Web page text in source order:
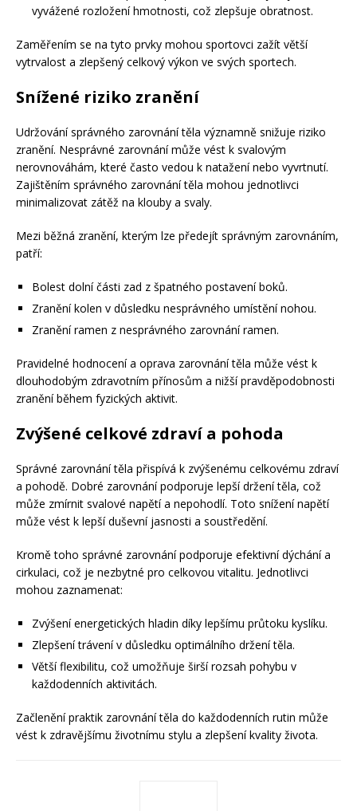
vyvážené rozložení hmotnosti, což zlepšuje obratnost.
Zaměřením se na tyto prvky mohou sportovci zažít větší
vytrvalost a zlepšený celkový výkon ve svých sportech.
Snížené riziko zranění
Udržování správného zarovnání těla významně snižuje riziko
zranění. Nesprávné zarovnání může vést k svalovým
nerovnováhám, které často vedou k natažení nebo vyvrtnutí.
Zajištěním správného zarovnání těla mohou jednotlivci
minimalizovat zátěž na klouby a svaly.
Mezi běžná zranění, kterým lze předejít správným zarovnáním,
patří:
Bolest dolní části zad z špatného postavení boků.
Zranění kolen v důsledku nesprávného umístění nohou.
Zranění ramen z nesprávného zarovnání ramen.
Pravidelné hodnocení a oprava zarovnání těla může vést k
dlouhodobým zdravotním přínosům a nižší pravděpodobnosti
zranění během fyzických aktivit.
Zvýšené celkové zdraví a pohoda
Správné zarovnání těla přispívá k zvýšenému celkovému zdraví
a pohodě. Dobré zarovnání podporuje lepší držení těla, což
může zmírnit svalové napětí a nepohodlí. Toto snížení napětí
může vést k lepší duševní jasnosti a soustředění.
Kromě toho správné zarovnání podporuje efektivní dýchání a
cirkulaci, což je nezbytné pro celkovou vitalitu. Jednotlivci
mohou zaznamenat:
Zvýšení energetických hladin díky lepšímu průtoku kyslíku.
Zlepšení trávení v důsledku optimálního držení těla.
Větší flexibilitu, což umožňuje širší rozsah pohybu v
každodenních aktivitách.
Začlenění praktik zarovnání těla do každodenních rutin může
vést k zdravějšímu životnímu stylu a zlepšení kvality života.